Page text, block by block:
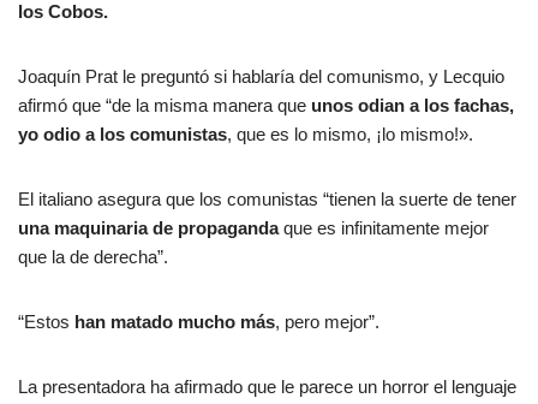
los Cobos.
Joaquín Prat le preguntó si hablaría del comunismo, y Lecquio
afirmó que “de la misma manera que unos odian a los fachas,
yo odio a los comunistas, que es lo mismo, ¡lo mismo!».
El italiano asegura que los comunistas “tienen la suerte de tener
una maquinaria de propagandaque es infinitamente mejor
que la de derecha”.
“Estos han matado mucho más, pero mejor”.
La presentadora ha afirmado que le parece un horror el lenguaje